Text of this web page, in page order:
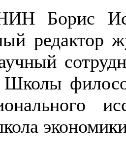
Борис
редактор
Школы